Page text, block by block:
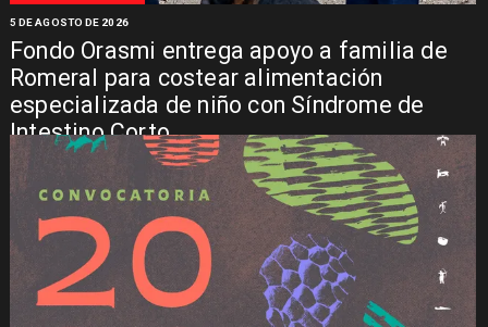
Fondo Orasmi entrega apoyo a familia de
Romeral para costear alimentación
especializada de niño con Síndrome de
Intestino Corto
5 DE AGOSTO DE 2026